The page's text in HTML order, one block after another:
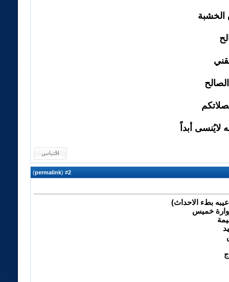
الخشبة
أبداً
2
(
permalink
)
بطء الاحداث)
خميس